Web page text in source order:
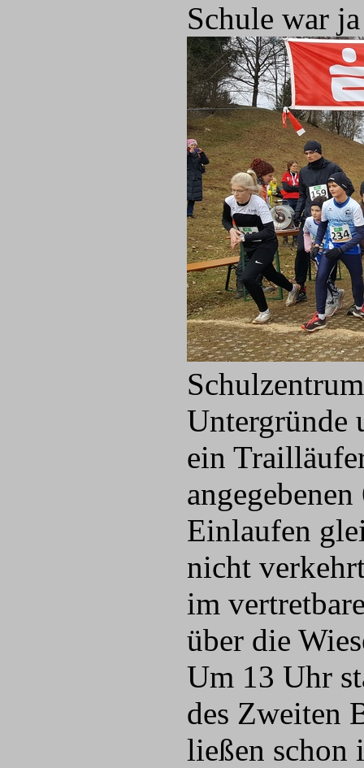
Schule war
Untergründe
ein
Einlaufen
nicht
im
über die
Um 13 Uhr
des Zweiten
ließen schon